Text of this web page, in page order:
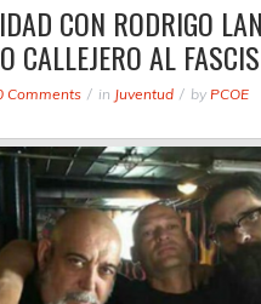
CON RODRIGO
CALLEJERO AL
Comments in Juventud by PCOE